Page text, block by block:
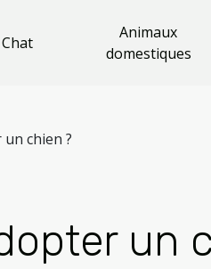
Chat
Animaux
domestiques
chien ?
un